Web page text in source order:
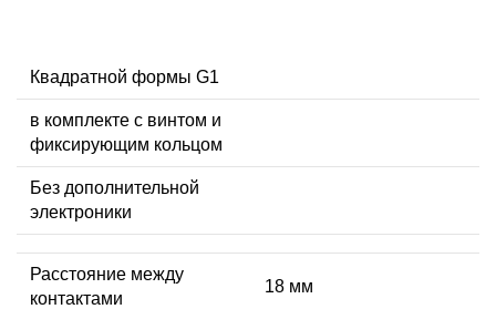
Квадратной формы G1
в комплекте с винтом и
фиксирующим кольцом
Без дополнительной
электроники
Расстояние между
контактами
18 мм